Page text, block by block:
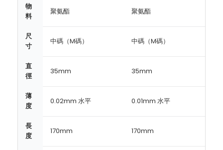
物
料
聚氨酯 聚氨酯
尺
寸
中碼（M碼） 中碼（M碼）
直
徑
35mm 35mm
薄
度
0.02mm 水平 0.01mm 水平
長
度
170mm 170mm